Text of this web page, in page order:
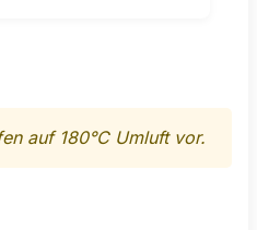
auf 180°C Umluft vor.